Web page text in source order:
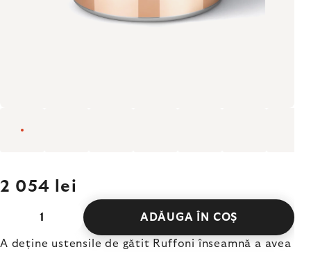
2 054 lei
ADĂUGA ÎN COŞ
A deține ustensile de gătit Ruffoni înseamnă a avea